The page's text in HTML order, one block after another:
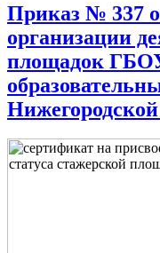
Приказ № 337
организации
площадок
Нижегородской